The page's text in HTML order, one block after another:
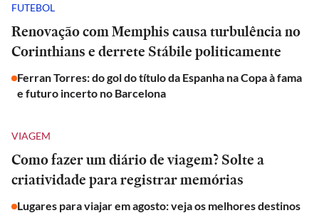
FUTEBOL
Renovação com Memphis causa turbulência no
Corinthians e derrete Stábile politicamente
Ferran Torres: do gol do título da Espanha na Copa à fama
e futuro incerto no Barcelona
VIAGEM
Como fazer um diário de viagem? Solte a
criatividade para registrar memórias
Lugares para viajar em agosto: veja os melhores destinos